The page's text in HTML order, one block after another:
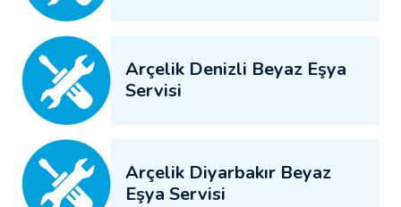
Arçelik Denizli Beyaz Eşya
Servisi
Arçelik Diyarbakır Beyaz
Eşya Servisi